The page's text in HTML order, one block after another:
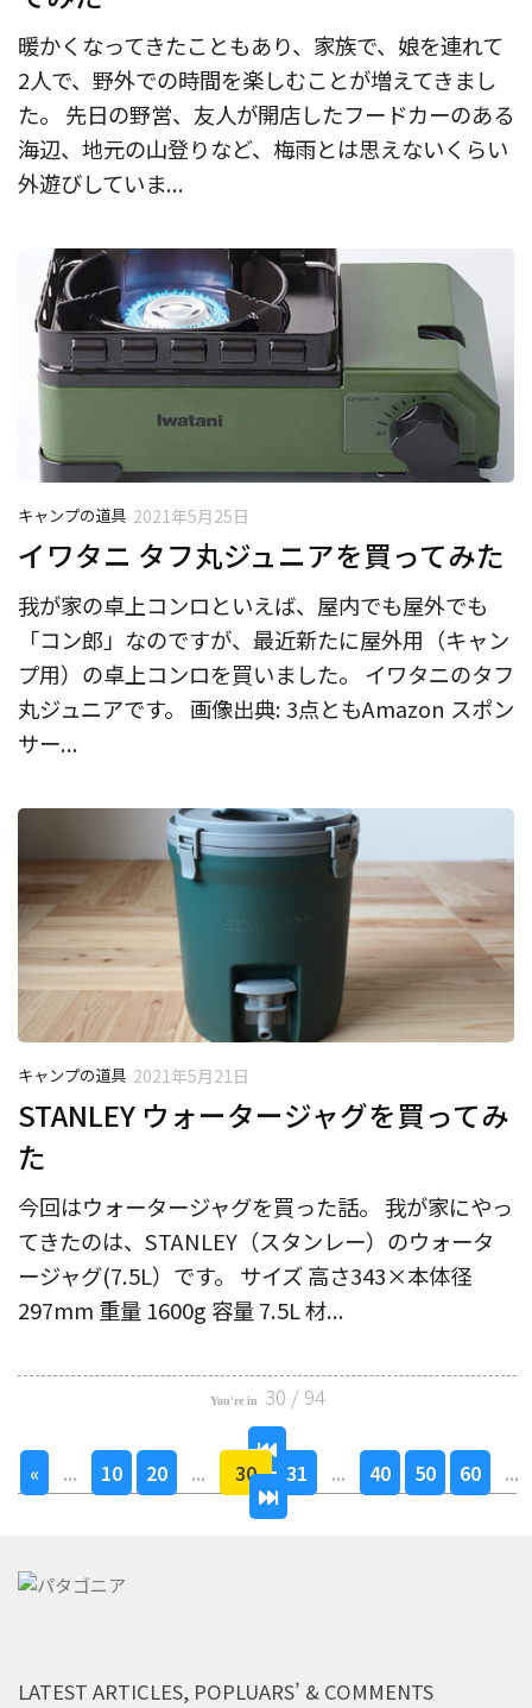
暖かくなってきたこともあり、家族で、娘を連れて
2人で、野外での時間を楽しむことが増えてきまし
た。 先日の野営、友人が開店したフードカーのある
海辺、地元の山登りなど、梅雨とは思えないくらい
外遊びしていま...
キャンプの道具 2021年5月25日
イワタニ タフ丸ジュニアを買ってみた
我が家の卓上コンロといえば、屋内でも屋外でも
「コン郎」なのですが、最近新たに屋外用（キャン
プ用）の卓上コンロを買いました。 イワタニのタフ
丸ジュニアです。 画像出典: 3点ともAmazon スポン
サー...
キャンプの道具 2021年5月21日
STANLEY ウォータージャグを買ってみ
た
今回はウォータージャグを買った話。 我が家にやっ
てきたのは、STANLEY（スタンレー）のウォータ
ージャグ(7.5L）です。 サイズ 高さ343×本体径
297mm 重量 1600g 容量 7.5L 材...
30 / 94
« ... 10 20 ... 30 31 ... 40 50 60 ...
LATEST ARTICLES, POPLUARS’ & COMMENTS